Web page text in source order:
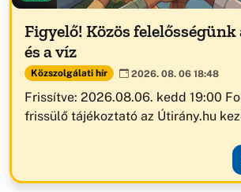
Figyelő! Közös felelősségünk
és a víz
Közszolgálati hír 2026. 08. 06 18:48
Frissítve: 2026.08.06. kedd 19:00
frissülő tájékoztató az Útirány.hu